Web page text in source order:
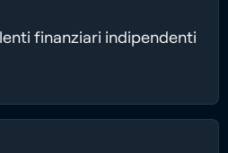
finanziari indipendenti